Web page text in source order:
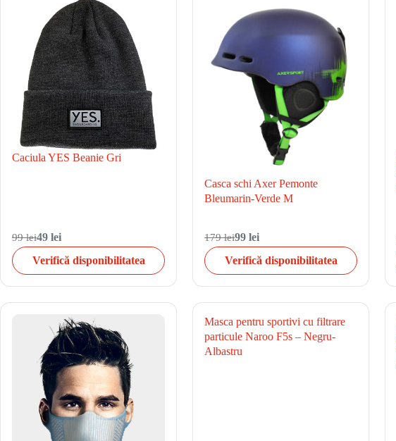
Caciula YES Beanie Gri
99 lei49 lei
Verifică disponibilitatea
Casca schi Axer Pemonte
Bleumarin-Verde M
179 lei99 lei
Verifică disponibilitatea
Masca pentru sportivi cu filtrare
particule Naroo F5s – Negru-
Albastru